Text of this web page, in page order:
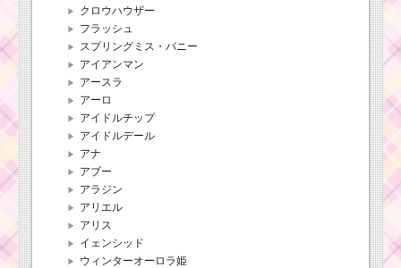
クロウハウザー
フラッシュ
スプリングミス・バニー
アイアンマン
アースラ
アーロ
アイドルチップ
アイドルデール
アナ
アブー
アラジン
アリエル
アリス
イェンシッド
ウィンターオーロラ姫